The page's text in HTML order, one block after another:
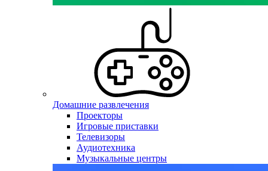
Домашние развлечения
Проекторы
Игровые приставки
Телевизоры
Аудиотехника
Музыкальные центры